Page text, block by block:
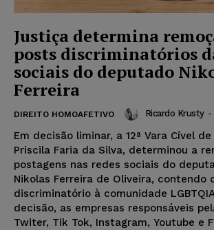
Justiça determina
posts discriminatórios
sociais do deputado
Ferreira
DIREITO HOMOAFETIVO Ricardo Krusty -
Em decisão liminar, a 12ª Vara Cível
Priscila Faria da Silva, determinou a
postagens nas redes sociais do
Nikolas Ferreira de Oliveira, contendo
discriminatório à comunidade
decisão, as empresas responsáveis
Twiter, Tik Tok, Instagram, Youtube e